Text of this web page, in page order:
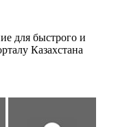
для быстрого и
Казахстана